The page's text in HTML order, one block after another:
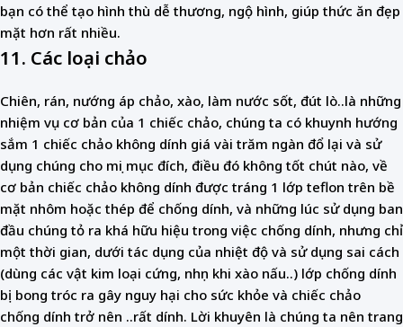
bạn có thể tạo hình thù dễ thương, ngộ hình, giúp thức ăn đẹp
mặt hơn rất nhiều.
11. Các loại chảo
Chiên, rán, nướng áp chảo, xào, làm nước sốt, đút lò..là những
nhiệm vụ cơ bản của 1 chiếc chảo, chúng ta có khuynh hướng
sắm 1 chiếc chảo không dính giá vài trăm ngàn đổ lại và sử
dụng chúng cho mọi mục đích, điều đó không tốt chút nào, về
cơ bản chiếc chảo không dính được tráng 1 lớp teflon trên bề
mặt nhôm hoặc thép để chống dính, và những lúc sử dụng ban
đầu chúng tỏ ra khá hữu hiệu trong việc chống dính, nhưng chỉ
một thời gian, dưới tác dụng của nhiệt độ và sử dụng sai cách
(dùng các vật kim loại cứng, nhọn khi xào nấu..) lớp chống dính
bị bong tróc ra gây nguy hại cho sức khỏe và chiếc chảo
chống dính trở nên ..rất dính. Lời khuyên là chúng ta nên trang